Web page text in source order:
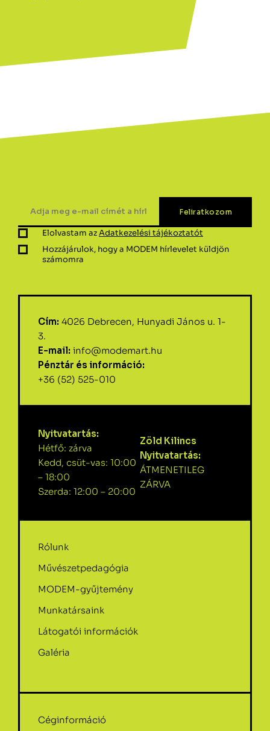
Elolvastam azAdatkezelési tájékoztatót
Hozzájárulok, hogy a MODEM hírlevelet küldjön
számomra
Cím: 4026 Debrecen, Hunyadi János u. 1-
3.
E-mail: info@modemart.hu
Pénztár és információ:
+36 (52) 525-010
Nyitvatartás:
Hétfő: zárva
Kedd, csüt-vas: 10:00
– 18:00
Szerda: 12:00 – 20:00
Zöld Kilincs
Nyitvatartás:
ÁTMENETILEG
ZÁRVA
Rólunk
Művészetpedagógia
MODEM-gyűjtemény
Munkatársaink
Látogatói információk
Galéria
Céginformáció